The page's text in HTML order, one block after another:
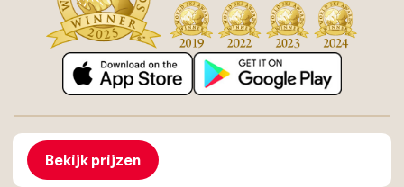
Bekijk prijzen
Over Sunweb
Algemene voorwaarden zonvakanties
Toegankelijkheidsverklaring